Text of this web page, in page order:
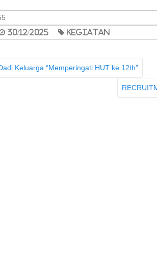
30/12/2025 Kegiatan
Keluarga “Memperingati HUT ke 12th”